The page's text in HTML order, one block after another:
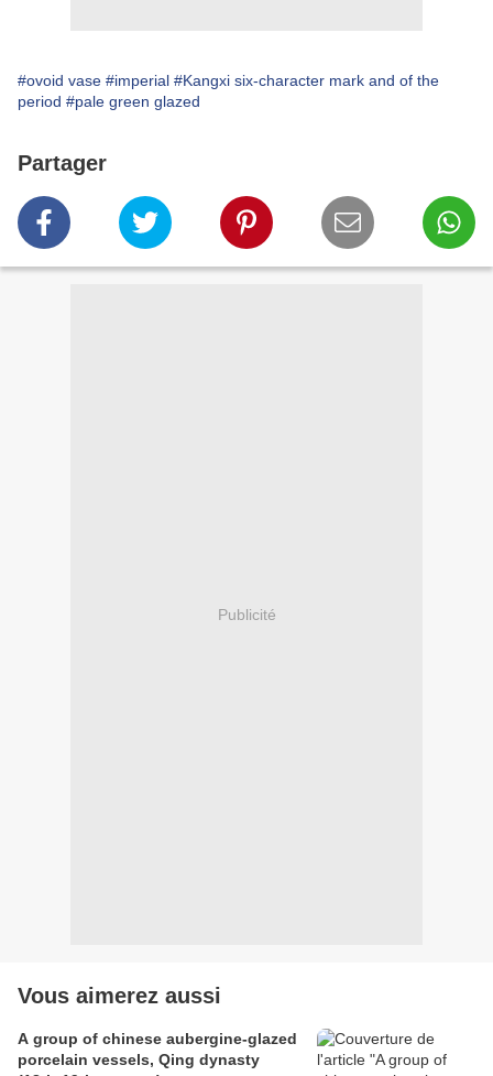
#ovoid vase #imperial #Kangxi six-character mark and of the
period #pale green glazed
Partager
Publicité
Vous aimerez aussi
A group of chinese aubergine-glazed
porcelain vessels, Qing dynasty